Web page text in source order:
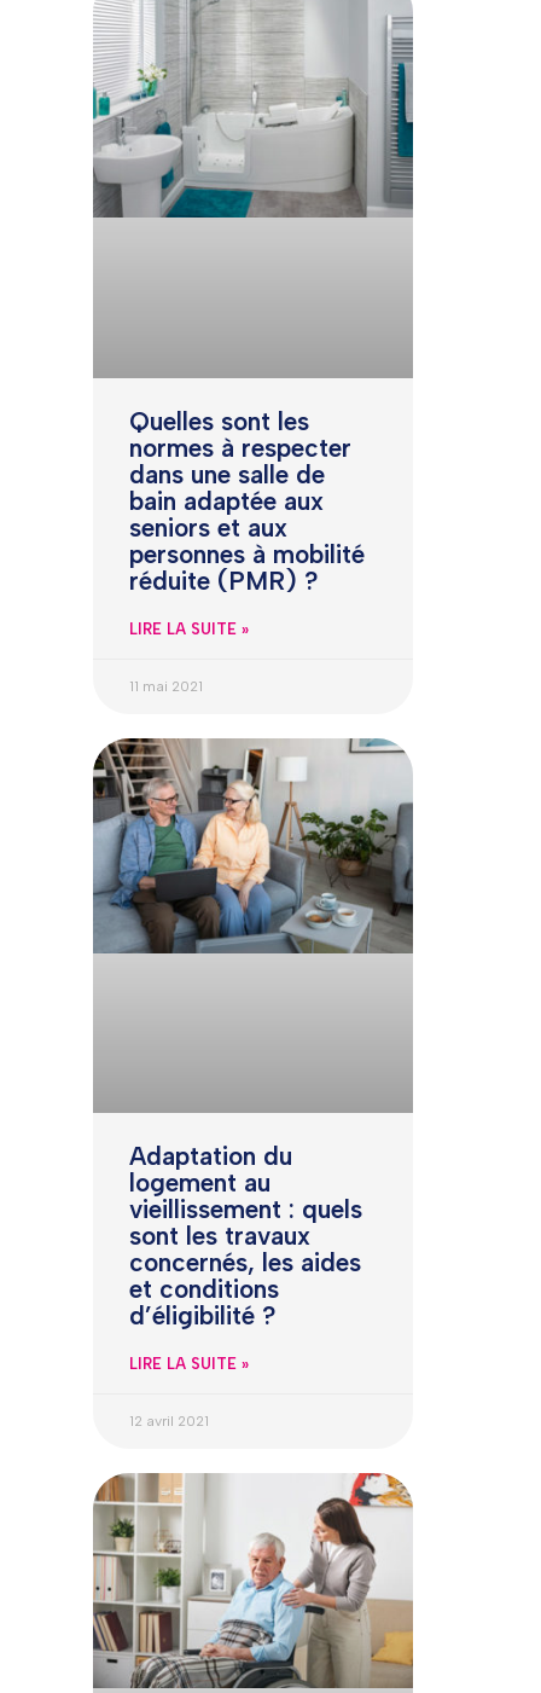
Quelles sont les
normes à respecter
dans une salle de
bain adaptée aux
seniors et aux
personnes à mobilité
réduite (PMR) ?
LIRE LA SUITE »
11 mai 2021
Adaptation du
logement au
vieillissement : quels
sont les travaux
concernés, les aides
et conditions
d’éligibilité ?
LIRE LA SUITE »
12 avril 2021